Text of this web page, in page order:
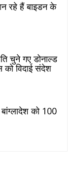
रहे हैं बाइडन के
चुने गए डोनाल्ड
विदाई संदेश
को 100